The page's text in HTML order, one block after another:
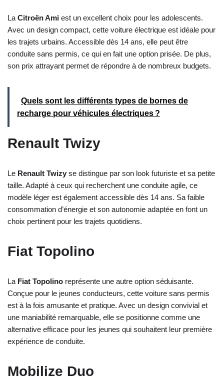
La Citroën Ami est un excellent choix pour les adolescents.
Avec un design compact, cette voiture électrique est idéale pour
les trajets urbains. Accessible dès 14 ans, elle peut être
conduite sans permis, ce qui en fait une option prisée. De plus,
son prix attrayant permet de répondre à de nombreux budgets.
Quels sont les différents types de bornes de
recharge pour véhicules électriques ?
Renault Twizy
Le Renault Twizy se distingue par son look futuriste et sa petite
taille. Adapté à ceux qui recherchent une conduite agile, ce
modèle léger est également accessible dès 14 ans. Sa faible
consommation d’énergie et son autonomie adaptée en font un
choix pertinent pour les trajets quotidiens.
Fiat Topolino
La Fiat Topolino représente une autre option séduisante.
Conçue pour le jeunes conducteurs, cette voiture sans permis
est à la fois amusante et pratique. Avec un design convivial et
une maniabilité remarquable, elle se positionne comme une
alternative efficace pour les jeunes qui souhaitent leur première
expérience de conduite.
Mobilize Duo